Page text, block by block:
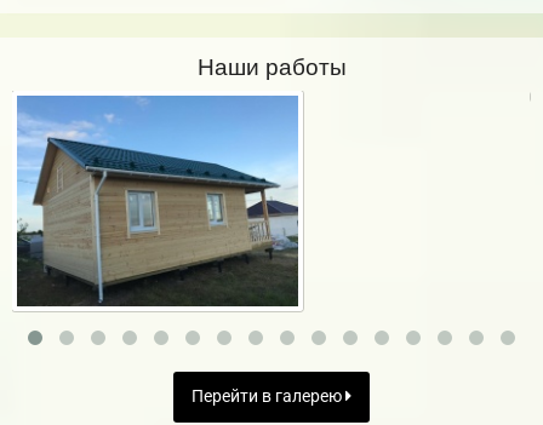
Наши работы
Перейти в галерею